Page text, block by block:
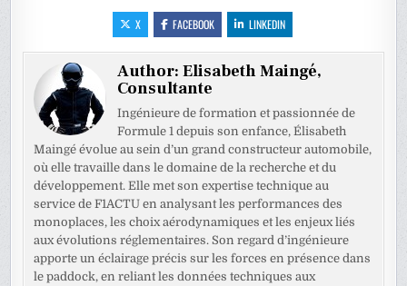
X FACEBOOK LINKEDIN
Author:Elisabeth Maingé,
Consultante
Ingénieure de formation et passionnée de
Formule 1 depuis son enfance, Élisabeth
Maingé évolue au sein d’un grand constructeur automobile,
où elle travaille dans le domaine de la recherche et du
développement. Elle met son expertise technique au
service de F1ACTU en analysant les performances des
monoplaces, les choix aérodynamiques et les enjeux liés
aux évolutions réglementaires. Son regard d’ingénieure
apporte un éclairage précis sur les forces en présence dans
le paddock, en reliant les données techniques aux